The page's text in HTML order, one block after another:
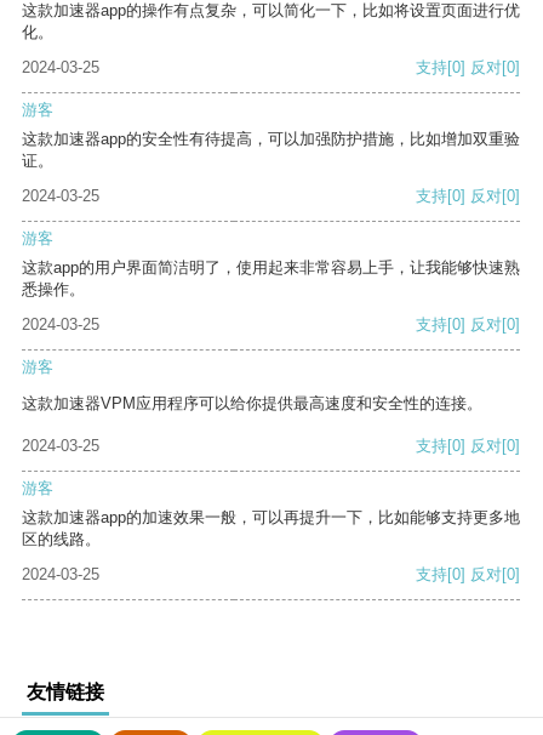
这款加速器app的操作有点复杂，可以简化一下，比如将设置页面进行优
化。
2024-03-25
支持[0] 反对[0]
游客
这款加速器app的安全性有待提高，可以加强防护措施，比如增加双重验
证。
2024-03-25
支持[0] 反对[0]
游客
这款app的用户界面简洁明了，使用起来非常容易上手，让我能够快速熟
悉操作。
2024-03-25
支持[0] 反对[0]
游客
这款加速器VPM应用程序可以给你提供最高速度和安全性的连接。
2024-03-25 支持[0] 反对[0]
游客
这款加速器app的加速效果一般，可以再提升一下，比如能够支持更多地
区的线路。
2024-03-25
支持[0] 反对[0]
友情链接